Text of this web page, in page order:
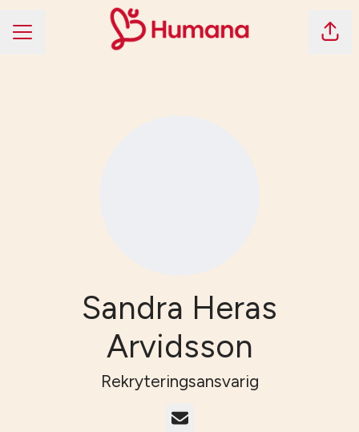
KARRIÄRMENY Dela
Sandra Heras
Arvidsson
Rekryteringsansvarig
E-post